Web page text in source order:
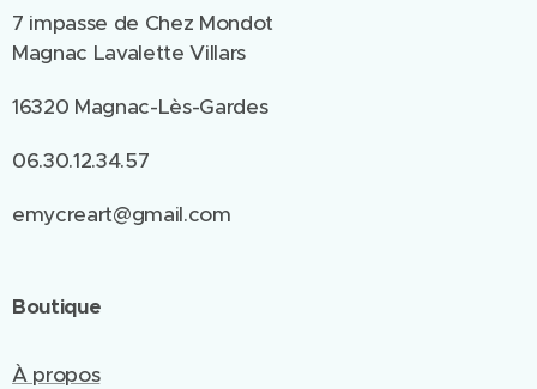
7 impasse de Chez Mondot
Magnac Lavalette Villars
16320 Magnac-Lès-Gardes
06.30.12.34.57
emycreart@gmail.com
Boutique
À propos